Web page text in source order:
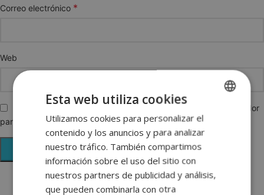
Correo electrónico *
Web
Guarda mi nombre, correo electrónico y web en este navegador
para la próxima vez que comente.
SPANISH
ENGLISH
GERMAN
Esta web utiliza cookies
Utilizamos cookies para personalizar el
contenido y los anuncios y para analizar
nuestro tráfico. También compartimos
información sobre el uso del sitio con
nuestros partners de publicidad y análisis,
que pueden combinarla con otra